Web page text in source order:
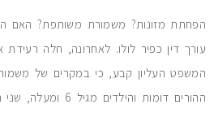
הפחתת מזונות? משמורת משותפת? האם
עורך דין כפיר לולו. לאחרונה, חלה רעידת
המשפט העליון קבע, כי במקרים של
ההורים דומות